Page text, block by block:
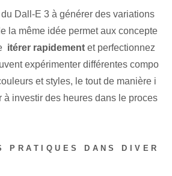
Dall-E 3⁤ à générer des variations
la même idée permet aux concepte
itérer rapidement et perfectionnez
expérimenter différentes compo
et styles, le tout de manière i
à investir des heures dans le proces
PRATIQUES DANS DIVER